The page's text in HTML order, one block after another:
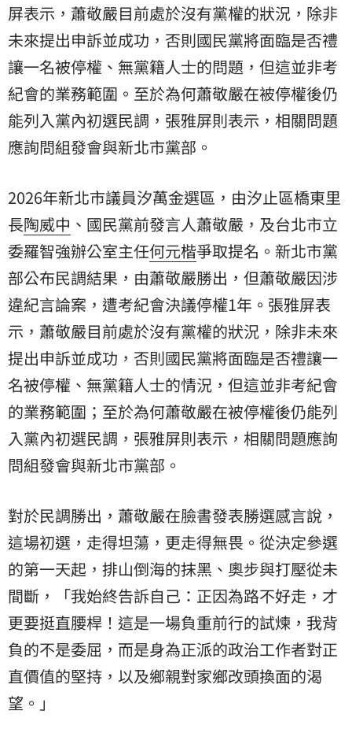
屏表示，蕭敬嚴目前處於沒有黨權的狀況，除非
未來提出申訴並成功，否則國民黨將面臨是否禮
讓一名被停權、無黨籍人士的問題，但這並非考
紀會的業務範圍。至於為何蕭敬嚴在被停權後仍
能列入黨內初選民調，張雅屏則表示，相關問題
應詢問組發會與新北市黨部。
2026年新北市議員汐萬金選區，由汐止區橋東里
長陶威中 、國民黨前發言人蕭敬嚴，及台北市立
委羅智強辦公室主任何元楷爭取提名。新北市黨
部公布民調結果，由蕭敬嚴勝出，但蕭敬嚴因涉
違紀言論案，遭考紀會決議停權1年。張雅屏表
示，蕭敬嚴目前處於沒有黨權的狀況，除非未來
提出申訴並成功，否則國民黨將面臨是否禮讓一
名被停權、無黨籍人士的情況，但這並非考紀會
的業務範圍；至於為何蕭敬嚴在被停權後仍能列
入黨內初選民調，張雅屏則表示，相關問題應詢
問組發會與新北市黨部。
對於民調勝出，蕭敬嚴在臉書發表勝選感言說，
這場初選，走得坦蕩，更走得無畏。從決定參選
的第一天起，排山倒海的抹黑、奧步與打壓從未
間斷，「我始終告訴自己：正因為路不好走，才
更要挺直腰桿！這是一場負重前行的試煉，我背
負的不是委屈，而是身為正派的政治工作者對正
直價值的堅持，以及鄉親對家鄉改頭換面的渴
望。」